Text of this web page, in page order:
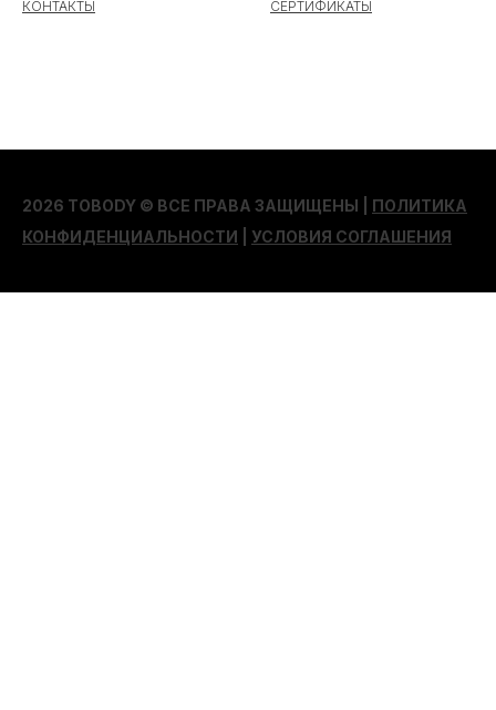
КОНТАКТЫ
СЕРТИФИКАТЫ
2026 TOBODY © ВСЕ ПРАВА ЗАЩИЩЕНЫ | ПОЛИТИКА
КОНФИДЕНЦИАЛЬНОСТИ
УСЛОВИЯ СОГЛАШЕНИЯ